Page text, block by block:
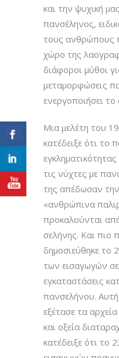
και την ψυχική
πανσέληνος,
τους ανθρώπους
χώρο της
διάφοροι μύθοι
μεταμορφώσεις
ενεργοποιήσει
Μια μελέτη του
κατέδειξε ότι το
τις νύχτες με
της απέδωσαν
«ανθρώπινα
προκαλούνται
σελήνης. Και πιο
δημοσιεύθηκε το
των εισαγωγών σε
εγκαταστάσεις
πανσελήνου. Αυτή
εξέτασε τα
και οξεία
κατέδειξε ότι το